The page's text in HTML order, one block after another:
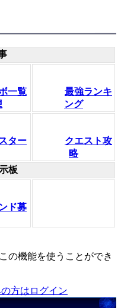
一覧
最強ランキ
ング
ター
クエスト攻
略
板
ド募
の機能を使うことができ
方はログイン